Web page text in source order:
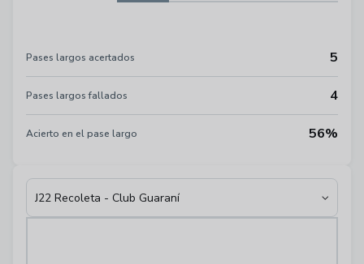
Pases largos acertados 5
Pases largos fallados 4
Acierto en el pase largo 56%
J22 Recoleta - Club Guaraní